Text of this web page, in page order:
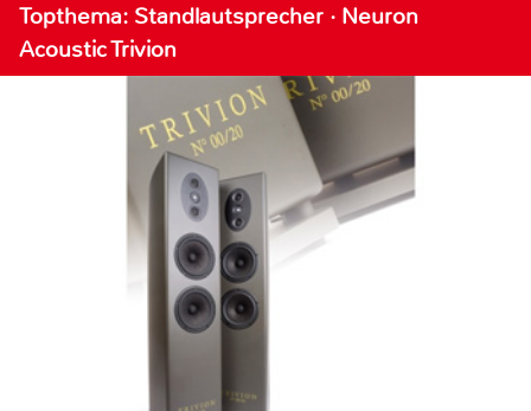
Topthema: Standlautsprecher · Neuron
Acoustic Trivion